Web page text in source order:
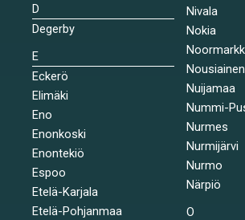
D
Degerby
E
Eckerö
Elimäki
Eno
Enonkoski
Enontekiö
Espoo
Etelä-Karjala
Etelä-Pohjanmaa
Nivala
Nokia
Nousiainen
Nuijamaa
Nummi-
Nurmes
Nurmijärvi
Nurmo
Närpiö
O